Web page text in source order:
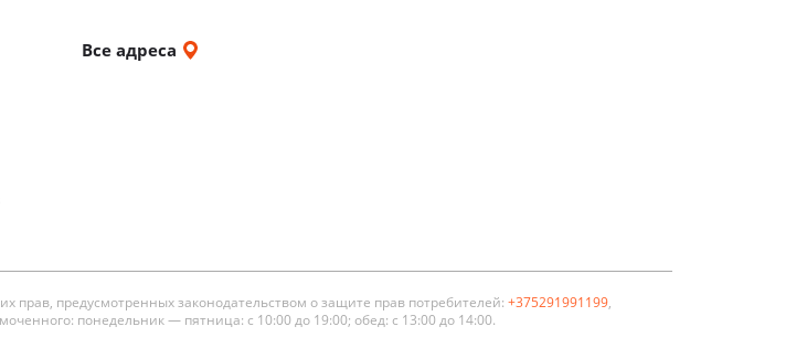
Все адреса
предусмотренных законодательством о защите прав потребителей: +375291991199,
понедельник — пятница: с 10:00 до 19:00; обед: с 13:00 до 14:00.